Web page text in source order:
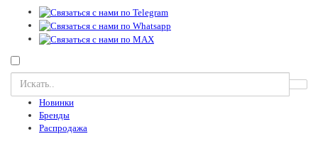
Новинки
Бренды
Распродажа